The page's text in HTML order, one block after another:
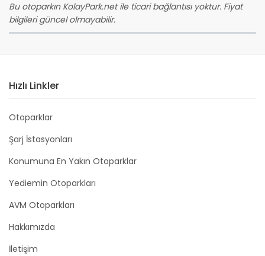
Bu otoparkın KolayPark.net ile ticari bağlantısı yoktur. Fiyat
bilgileri güncel olmayabilir.
Hızlı Linkler
Otoparklar
Şarj İstasyonları
Konumuna En Yakın Otoparklar
Yediemin Otoparkları
AVM Otoparkları
Hakkımızda
İletişim